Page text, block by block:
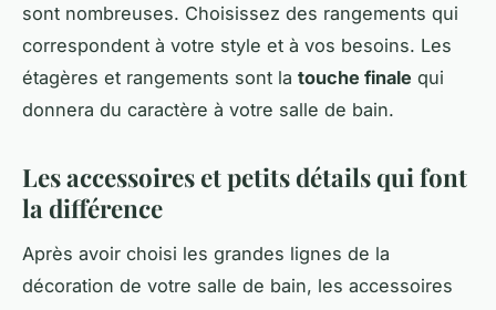
sont nombreuses. Choisissez des rangements qui
correspondent à votre style et à vos besoins. Les
étagères et rangements sont la touche finale qui
donnera du caractère à votre salle de bain.
Les accessoires et petits détails qui font
la différence
Après avoir choisi les grandes lignes de la
décoration de votre salle de bain, les accessoires